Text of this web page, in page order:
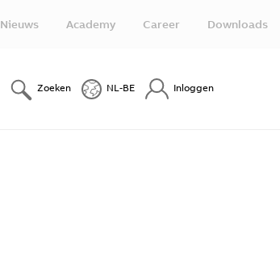
Nieuws Academy Career Downloads
Zoeken NL-BE Inloggen